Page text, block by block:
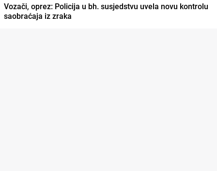
Vozači, oprez: Policija u bh. susjedstvu uvela novu kontrolu
saobraćaja iz zraka